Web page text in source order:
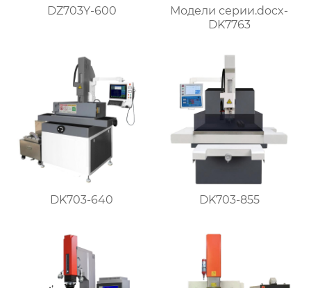
DZ703Y-600
Модели серии.docx-
DK7763
DK703-640 DK703-855